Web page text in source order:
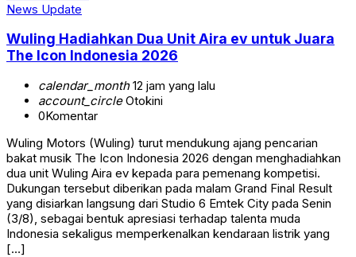
News Update
Wuling Hadiahkan Dua Unit Aira ev untuk Juara
The Icon Indonesia 2026
calendar_month12 jam yang lalu
account_circleOtokini
0Komentar
Wuling Motors (Wuling) turut mendukung ajang pencarian
bakat musik The Icon Indonesia 2026 dengan menghadiahkan
dua unit Wuling Aira ev kepada para pemenang kompetisi.
Dukungan tersebut diberikan pada malam Grand Final Result
yang disiarkan langsung dari Studio 6 Emtek City pada Senin
(3/8), sebagai bentuk apresiasi terhadap talenta muda
Indonesia sekaligus memperkenalkan kendaraan listrik yang
[…]